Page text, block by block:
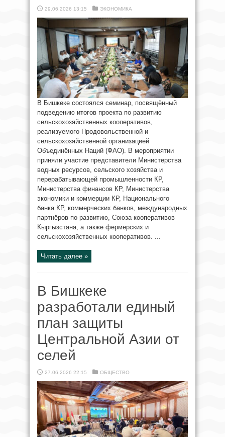
29.06.2026 13:15 ЭКОНОМИКА
В Бишкеке состоялся семинар, посвящённый
подведению итогов проекта по развитию
сельскохозяйственных кооперативов,
реализуемого Продовольственной и
сельскохозяйственной организацией
Объединённых Наций (ФАО). В мероприятии
приняли участие представители Министерства
водных ресурсов, сельского хозяйства и
перерабатывающей промышленности КР,
Министерства финансов КР, Министерства
экономики и коммерции КР, Национального
банка КР, коммерческих банков, международных
партнёров по развитию, Союза кооперативов
Кыргызстана, а также фермерских и
сельскохозяйственных кооперативов. ...
Читать далее »
В Бишкеке
разработали единый
план защиты
Центральной Азии от
селей
27.06.2026 22:15 ОБЩЕСТВО